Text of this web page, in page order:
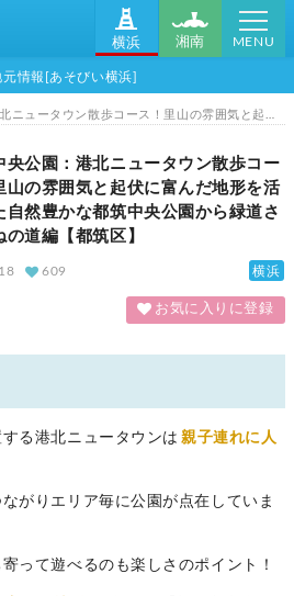
横浜 湘南 MENU
情報[あそびい横浜]
都筑中央公園：港北ニュータウン散歩コース！里山の雰囲気と起伏に富んだ地形を活かした自然豊かな都筑中央公園から緑道ささぶねの道編【都筑区】
央公園：港北ニュータウン散歩コー
山の雰囲気と起伏に富んだ地形を活
自然豊かな都筑中央公園から緑道さ
の道編【都筑区】
横浜
609
お気に入りに登録
る港北ニュータウンは 親子連れに人
がりエリア毎に公園が点在していま
って遊べるのも楽しさのポイント！